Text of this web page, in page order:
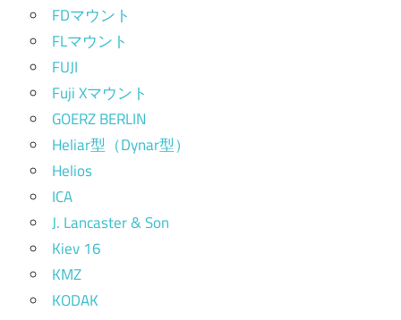
FDマウント
FLマウント
FUJI
Fuji Xマウント
GOERZ BERLIN
Heliar型（Dynar型）
Helios
ICA
J. Lancaster & Son
Kiev 16
KMZ
KODAK